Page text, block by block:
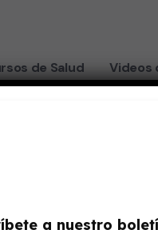
de Salud Videos
a nuestro